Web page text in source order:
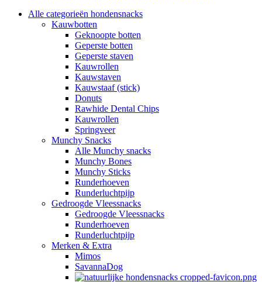
Alle categorieën hondensnacks
Kauwbotten
Geknoopte botten
Geperste botten
Geperste staven
Kauwrollen
Kauwstaven
Kauwstaaf (stick)
Donuts
Rawhide Dental Chips
Kauwrollen
Springveer
Munchy Snacks
Alle Munchy snacks
Munchy Bones
Munchy Sticks
Runderhoeven
Runderluchtpijp
Gedroogde Vleessnacks
Gedroogde Vleessnacks
Runderhoeven
Runderluchtpijp
Merken & Extra
Mimos
SavannaDog